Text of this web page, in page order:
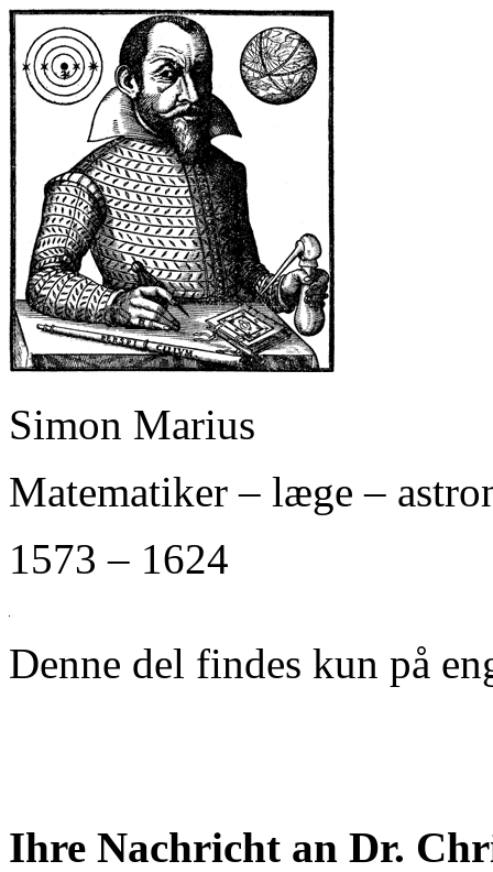
Simon Marius
Matematiker – læge –
1573 – 1624
Denne del findes kun på
Ihre Nachricht an Dr.